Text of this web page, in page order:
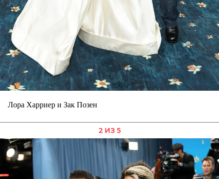
Лора Харриер и Зак Позен
2 ИЗ 5